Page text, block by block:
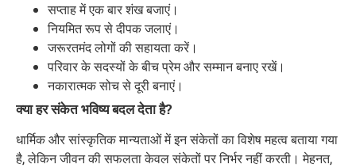
सप्ताह में एक बार शंख बजाएं।
नियमित रूप से दीपक जलाएं।
जरूरतमंद लोगों की सहायता करें।
परिवार के सदस्यों के बीच प्रेम और सम्मान बनाए रखें।
नकारात्मक सोच से दूरी बनाएं।
क्या हर संकेत भविष्य बदल देता है?
धार्मिक और सांस्कृतिक मान्यताओं में इन संकेतों का विशेष महत्व बताया गया
है, लेकिन जीवन की सफलता केवल संकेतों पर निर्भर नहीं करती। मेहनत,